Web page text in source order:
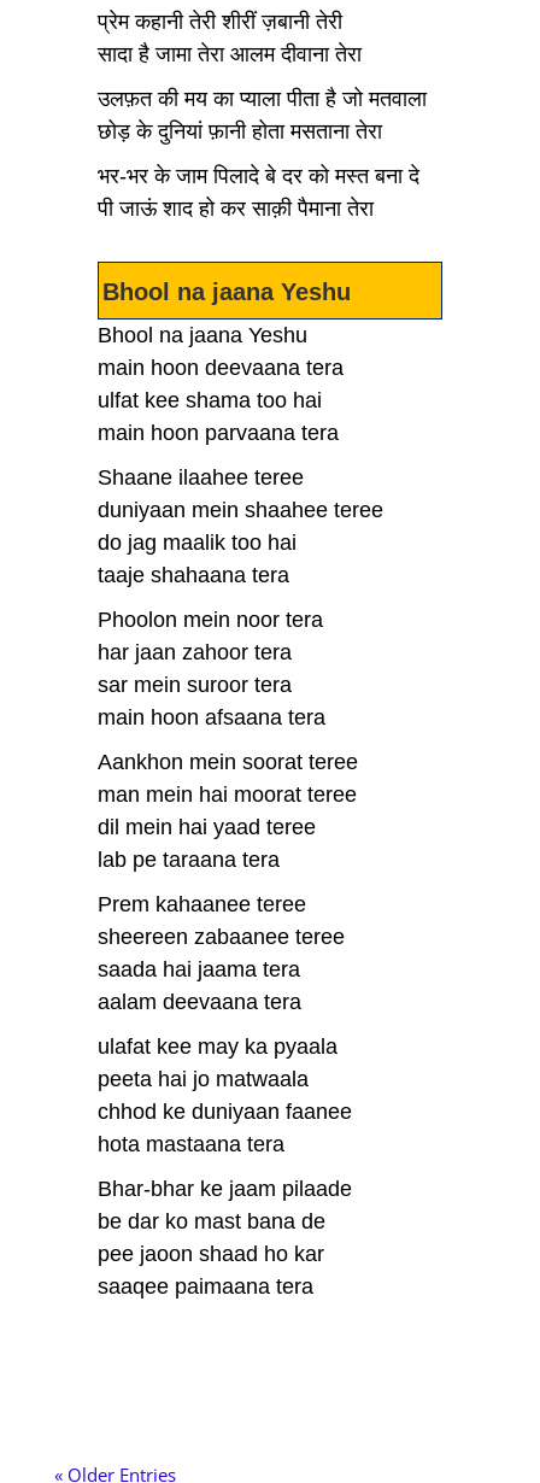
प्रेम कहानी तेरी शीरीं ज़बानी तेरी
सादा है जामा तेरा आलम दीवाना तेरा
उलफ़त की मय का प्याला पीता है जो मतवाला
छोड़ के दुनियां फ़ानी होता मसताना तेरा
भर-भर के जाम पिलादे बे दर को मस्त बना दे
पी जाऊं शाद हो कर साक़ी पैमाना तेरा
Bhool na jaana Yeshu
Bhool na jaana Yeshu
main hoon deevaana tera
ulfat kee shama too hai
main hoon parvaana tera
Shaane ilaahee teree
duniyaan mein shaahee teree
do jag maalik too hai
taaje shahaana tera
Phoolon mein noor tera
har jaan zahoor tera
sar mein suroor tera
main hoon afsaana tera
Aankhon mein soorat teree
man mein hai moorat teree
dil mein hai yaad teree
lab pe taraana tera
Prem kahaanee teree
sheereen zabaanee teree
saada hai jaama tera
aalam deevaana tera
ulafat kee may ka pyaala
peeta hai jo matwaala
chhod ke duniyaan faanee
hota mastaana tera
Bhar-bhar ke jaam pilaade
be dar ko mast bana de
pee jaoon shaad ho kar
saaqee paimaana tera
« Older Entries